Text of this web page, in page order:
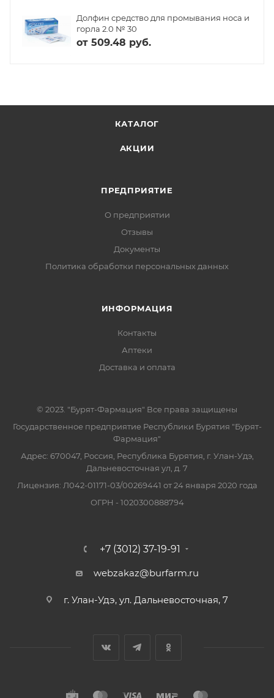
Долфин средство для промывания носа и
горла 2.0 № 30
от 509.48 руб.
КАТАЛОГ
АКЦИИ
ПРЕДПРИЯТИЕ
О предприятии
Отзывы
Документы
Политика обработки персональных данных
ИНФОРМАЦИЯ
Контакты
Аптеки
Доставка и оплата
© 2023. "Бурят-Фармация" Все права защищены
Государственное предприятие Республики Бурятия "Бурят-
Фармация"
Адрес: 670047, Россия, Республика Бурятия, г. Улан-Удэ,
Дальневосточная ул, д. 7
Лицензия: Л042-01171-03/00269441 от 24 января 2020 года
ОГРН - 1020300888794
+7 (3012) 37-19-91
webzakaz@burfarm.ru
г. Улан-Удэ, ул. Дальневосточная, 7